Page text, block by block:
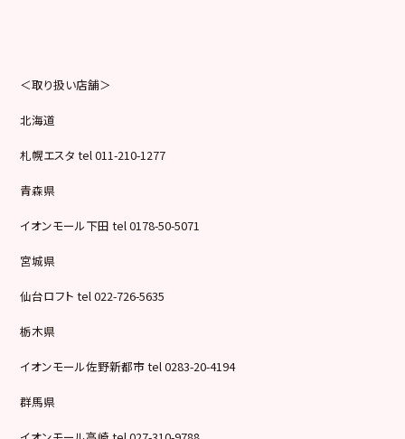
＜取り扱い店舗＞
北海道
札幌エスタ tel 011-210-1277
青森県
イオンモール下田 tel 0178-50-5071
宮城県
仙台ロフト tel 022-726-5635
栃木県
イオンモール佐野新都市 tel 0283-20-4194
群馬県